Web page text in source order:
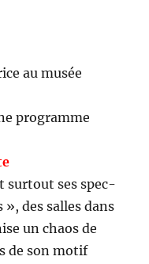
au musée
programme
surtout ses spec­
des salles dans
un chaos de
de son motif